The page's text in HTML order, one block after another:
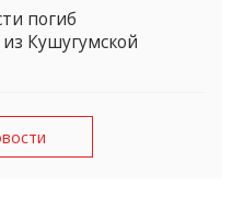
погиб
Кушугумской